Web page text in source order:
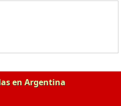
en Argentina